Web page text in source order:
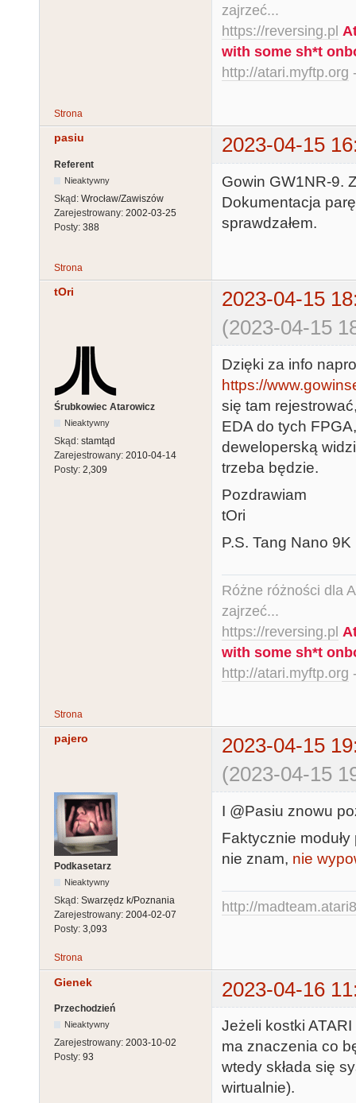
zajrzeć...
https://reversing.pl
with some sh*t
http://atari.myftp.org
Strona
pasiu 2023-04-15
Referent
Nieaktywny
Skąd: Wrocław/Zawiszów
Zarejestrowany: 2002-03-25
Posty: 388
Gowin GW1NR-9.
Dokumentacja
sprawdzałem.
Strona
tOri
2023-04-15
(2023-04-15
Śrubkowiec Atarowicz
Nieaktywny
Skąd: stamtąd
Zarejestrowany: 2010-04-14
Posty: 2,309
Dzięki za info
https://
się tam
EDA do tych
deweloperską
trzeba będzie.
Pozdrawiam
tOri
P.S. Tang Nano 9K
Różne różności dla
zajrzeć...
https://reversing.pl
with some sh*t
http://atari.myftp.org
Strona
pajero
2023-04-15
(2023-04-15
Podkasetarz
Nieaktywny
Skąd: Swarzędz k/Poznania
Zarejestrowany: 2004-02-07
Posty: 3,093
I @Pasiu znowu
Faktycznie
nie znam, nie
http://
Strona
Gienek 2023-04-16
Przechodzień
Nieaktywny
Zarejestrowany: 2003-10-02
Posty: 93
Jeżeli kostki
ma znaczenia co
wtedy składa się
wirtualnie).